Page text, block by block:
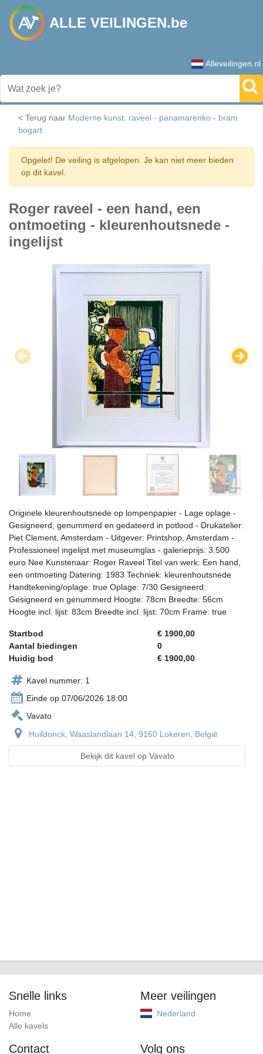
ALLE VEILINGEN.be
Alleveilingen.nl
< Terug naar Moderne kunst: raveel - panamarenko - bram
bogart
Opgelet! De veiling is afgelopen. Je kan niet meer bieden
op dit kavel.
Roger raveel - een hand, een
ontmoeting - kleurenhoutsnede -
ingelijst
Originele kleurenhoutsnede op lompenpapier - Lage oplage -
Gesigneerd, genummerd en gedateerd in potlood - Drukatelier:
Piet Clement, Amsterdam - Uitgever: Printshop, Amsterdam -
Professioneel ingelijst met museumglas - galerieprijs: 3.500
euro Nee Kunstenaar: Roger Raveel Titel van werk: Een hand,
een ontmoeting Datering: 1983 Techniek: kleurenhoutsnede
Handtekening/oplage: true Oplage: 7/30 Gesigneerd:
Gesigneerd en genummerd Hoogte: 78cm Breedte: 56cm
Hoogte incl. lijst: 83cm Breedte incl. lijst: 70cm Frame: true
Startbod
€ 1900,00
Aantal biedingen
0
Huidig bod
€ 1900,00
Kavel nummer: 1
Einde op 07/06/2026 18:00
Vavato
Huildonck, Waaslandlaan 14, 9160 Lokeren, België
Bekijk dit kavel op Vavato
Snelle links
Home
Alle kavels
Meer veilingen
Nederland
Contact Volg ons